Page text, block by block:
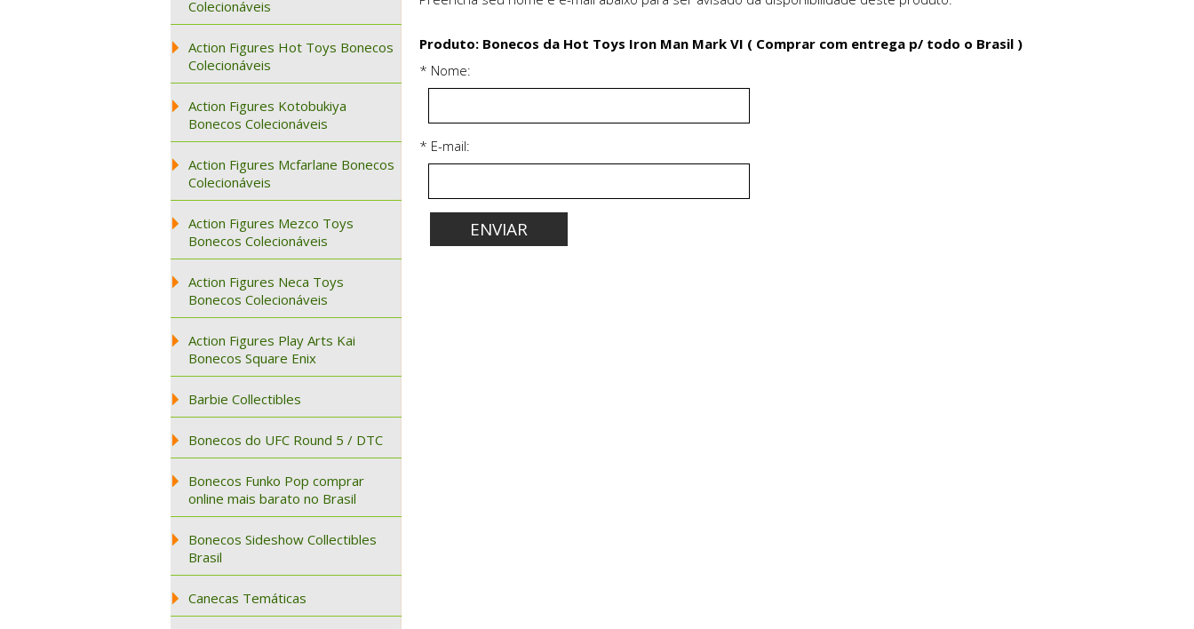
Colecionáveis
Action Figures Hot Toys Bonecos
Colecionáveis
Action Figures Kotobukiya
Bonecos Colecionáveis
Action Figures Mcfarlane Bonecos
Colecionáveis
Action Figures Mezco Toys
Bonecos Colecionáveis
Action Figures Neca Toys
Bonecos Colecionáveis
Action Figures Play Arts Kai
Bonecos Square Enix
Barbie Collectibles
Bonecos do UFC Round 5 / DTC
Bonecos Funko Pop comprar
online mais barato no Brasil
Bonecos Sideshow Collectibles
Brasil
Canecas Temáticas
Produto: Bonecos da Hot Toys Iron Man Mark VI ( Comprar com entrega p/ todo o Brasil )
* Nome:
* E-mail: